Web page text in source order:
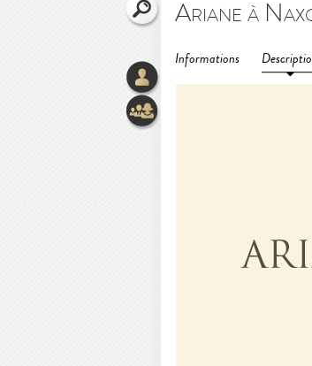
Informations